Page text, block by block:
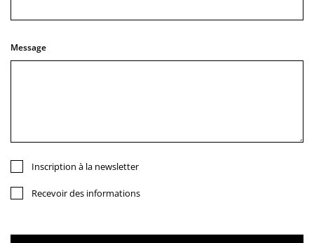
Message
Inscription à la newsletter
Recevoir des informations